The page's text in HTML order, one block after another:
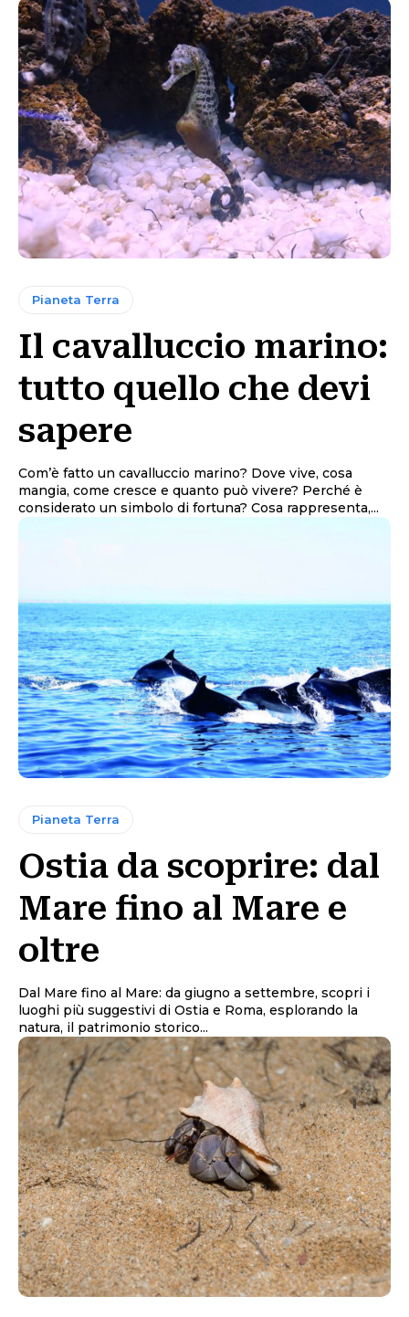
Pianeta Terra
Il cavalluccio marino:
tutto quello che devi
sapere
Com’è fatto un cavalluccio marino? Dove vive, cosa
mangia, come cresce e quanto può vivere? Perché è
considerato un simbolo di fortuna? Cosa rappresenta,...
Pianeta Terra
Ostia da scoprire: dal
Mare fino al Mare e
oltre
Dal Mare fino al Mare: da giugno a settembre, scopri i
luoghi più suggestivi di Ostia e Roma, esplorando la
natura, il patrimonio storico...